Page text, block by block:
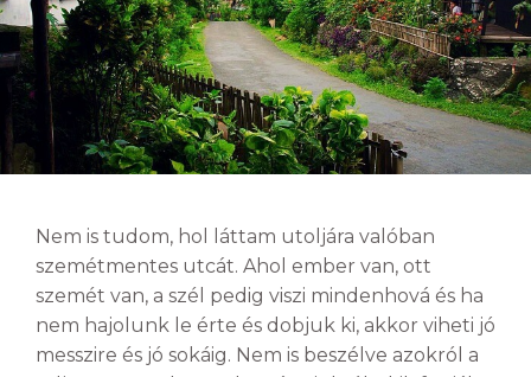
Nem is tudom, hol láttam utoljára valóban
szemétmentes utcát. Ahol ember van, ott
szemét van, a szél pedig viszi mindenhová és ha
nem hajolunk le érte és dobjuk ki, akkor viheti jó
messzire és jó sokáig. Nem is beszélve azokról a